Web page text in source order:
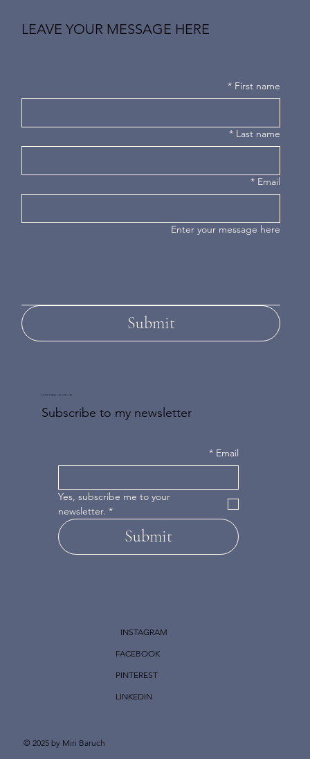
DON'T MISS AN UPDATE
Subscribe to my newsletter
Email
*
Yes, subscribe me to your
newsletter. *
Submit
LEAVE YOUR MESSAGE HERE
First name
*
Last name
*
Email
*
Enter your message here
Submit
INSTAGRAM
FACEBOOK
PINTEREST
LINKEDIN
© 2025 by Miri Baruch